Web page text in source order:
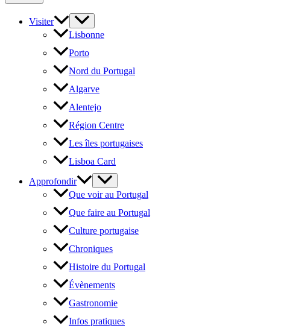
Visiter
Lisbonne
Porto
Nord du Portugal
Algarve
Alentejo
Région Centre
Les îles portugaises
Lisboa Card
Approfondir
Que voir au Portugal
Que faire au Portugal
Culture portugaise
Chroniques
Histoire du Portugal
Évènements
Gastronomie
Infos pratiques